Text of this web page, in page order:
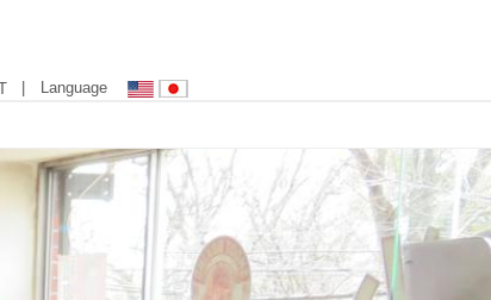
| Language